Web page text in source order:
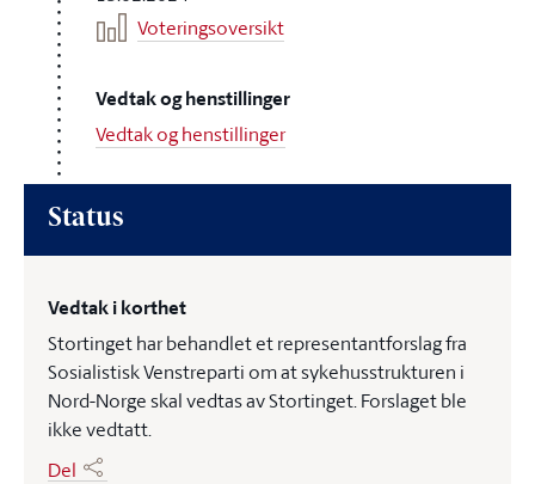
Voteringsoversikt
Vedtak og henstillinger
Vedtak og henstillinger
Status
Vedtak i korthet
Stortinget har behandlet et representantforslag fra
Sosialistisk Venstreparti om at sykehusstrukturen i
Nord-Norge skal vedtas av Stortinget. Forslaget ble
ikke vedtatt.
Del